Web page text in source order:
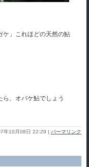
ケ」これほどの天然の鮎
、オバケ鮎でしょう
年10月08日 22:29 | パーマリンク